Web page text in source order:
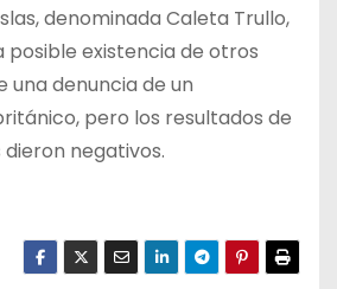
denominada Caleta Trullo,
posible existencia de otros
una denuncia de un
pero los resultados de
negativos.